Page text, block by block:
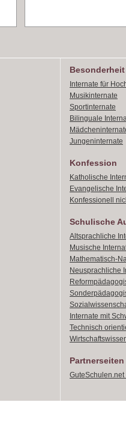
Besonderheit
Internate für
Musikinternate
Sportinternate
Bilinguale
Jungeninternate
Konfession
Katholische
Evangelische
Konfessionell
Schulische
Altsprachliche
Musische
Mathematisch-
Neusprachliche
Internate mit
Technisch
Partnerseiten